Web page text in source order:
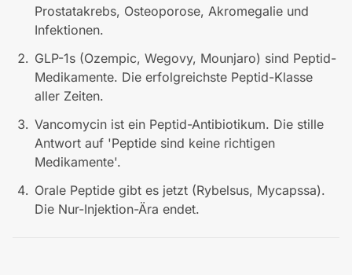
Prostatakrebs, Osteoporose, Akromegalie und
Infektionen.
GLP-1s (Ozempic, Wegovy, Mounjaro) sind Peptid-
Medikamente. Die erfolgreichste Peptid-Klasse
aller Zeiten.
Vancomycin ist ein Peptid-Antibiotikum. Die stille
Antwort auf 'Peptide sind keine richtigen
Medikamente'.
Orale Peptide gibt es jetzt (Rybelsus, Mycapssa).
Die Nur-Injektion-Ära endet.